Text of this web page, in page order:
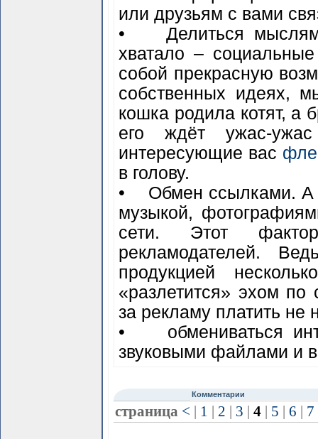
или друзьям с вами
• Делиться
хватало –
собой прекрасную
собственных идеях,
кошка родила котят, а
его ждёт ужас-
интересующие вас
в голову.
• Обмен ссылками. А
музыкой,
сети. Этот
рекламодателей.
продукцией
«разлетится» эхом
за рекламу платить не
• обмениваться
звуковыми файлами и
Комментарии
страница < | 1 | 2 | 3 | 4| 5 | 6 | 7